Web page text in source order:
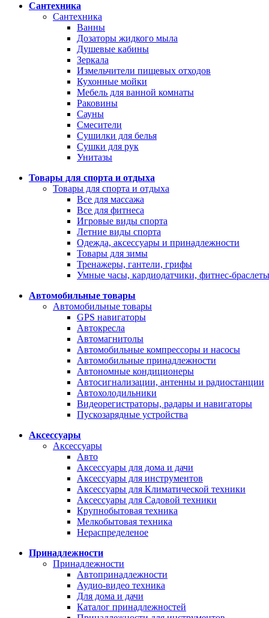
Сантехника
Сантехника
Ванны
Дозаторы жидкого мыла
Душевые кабины
Зеркала
Измельчители пищевых отходов
Кухонные мойки
Мебель для ванной комнаты
Раковины
Сауны
Смесители
Сушилки для белья
Сушки для рук
Унитазы
Товары для спорта и отдыха
Товары для спорта и отдыха
Все для массажа
Все для фитнеса
Игровые виды спорта
Летние виды спорта
Одежда, аксессуары и принадлежности
Товары для зимы
Тренажеры, гантели, грифы
Умные часы, кардиодатчики, фитнес-браслеты
Автомобильные товары
Автомобильные товары
GPS навигаторы
Автокресла
Автомагнитолы
Автомобильные компрессоры и насосы
Автомобильные принадлежности
Автономные кондиционеры
Автосигнализации, антенны и радиостанции
Автохолодильники
Видеорегистраторы, радары и навигаторы
Пускозарядные устройства
Аксессуары
Аксессуары
Авто
Аксессуары для дома и дачи
Аксессуары для инструментов
Аксессуары для Климатической техники
Аксессуары для Садовой техники
Крупнобытовая техника
Мелкобытовая техника
Нераспределеное
Принадлежности
Принадлежности
Автопринадлежности
Аудио-видео техника
Для дома и дачи
Каталог принадлежностей